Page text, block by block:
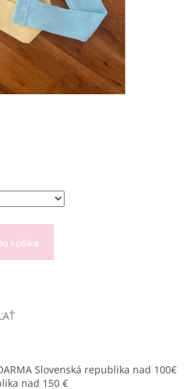
košíka
Slovenská republika nad 100€
nad 150 €